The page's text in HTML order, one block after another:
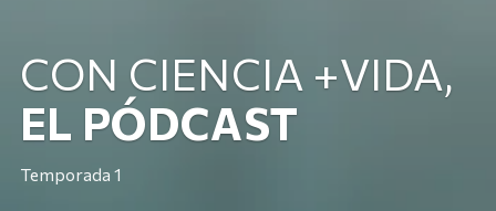
CON CIENCIA +VIDA,
EL PÓDCAST
Temporada 1